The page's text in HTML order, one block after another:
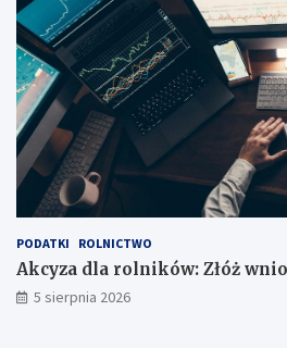
?
PODATKI ROLNICTWO
Akcyza dla rolników: Złóż
5 sierpnia 2026